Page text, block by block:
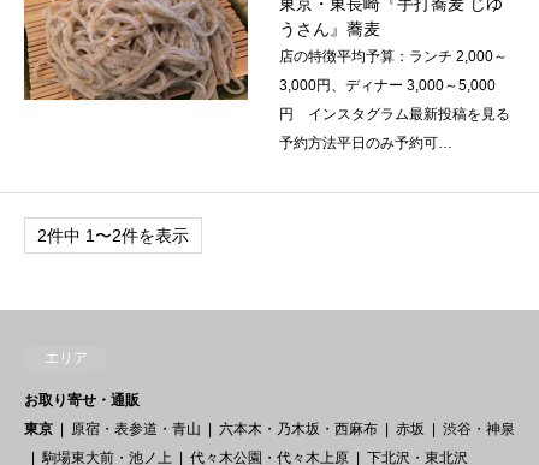
東京・東長崎『手打蕎麦 じゆ
うさん』蕎麦
店の特徴平均予算：ランチ 2,000～
3,000円、ディナー 3,000～5,000
円 インスタグラム最新投稿を見る
予約方法平日のみ予約可…
2件中 1〜2件を表示
エリア
お取り寄せ・通販
東京
原宿・表参道・青山 六本木・乃木坂・西麻布 赤坂
渋谷・神泉
駒場東大前・池ノ上
代々木公園・代々木上原
下北沢・東北沢